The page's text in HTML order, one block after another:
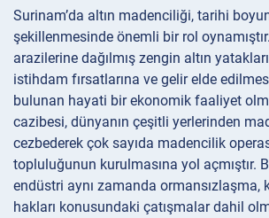
Surinam’da altın madenciliği, tarihi
şekillenmesinde önemli bir rol
arazilerine dağılmış zengin altın
istihdam fırsatlarına ve gelir elde
bulunan hayati bir ekonomik faaliyet
cazibesi, dünyanın çeşitli yerlerinden
cezbederek çok sayıda madencilik
topluluğunun kurulmasına yol açmıştır.
endüstri aynı zamanda ormansızlaşma,
hakları konusundaki çatışmalar dahil